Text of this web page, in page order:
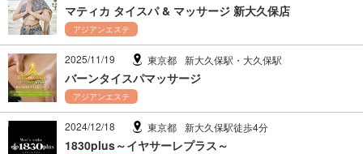
マティカ タイスパ & マッサージ 新大久保店
アジアンエステ
2025/11/19 東京都 新大久保駅・大久保駅
バーンタイスパマッサージ
アジアンエステ
2024/12/18 東京都 新大久保駅徒歩4分
1830plus～イヤサーレプラス～